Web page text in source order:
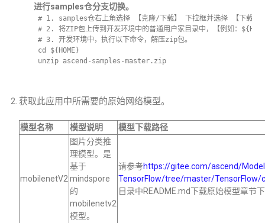
进行samples仓分支切换。
# 1. samples仓右上角选择 【克隆/下载】 下拉框并选择 【下
# 2. 将ZIP包上传到开发环境中的普通用户家目录中，【例如
# 3. 开发环境中，执行以下命令，解压zip包。
cd ${HOME}
unzip ascend-samples-master.zip
获取此应用中所需要的原始网络模型。
模型名称 模型说明 模型下载路径
mobilenetV2
图片分类推
理模型。是
基于
mindspore
的
mobilenetv2
模型。
请参考https://gitee.com/ascend/
TensorFlow/tree/master/TensorFlow/
目录中README.md下载原始模型章节